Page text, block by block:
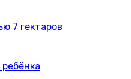
7 гектаров